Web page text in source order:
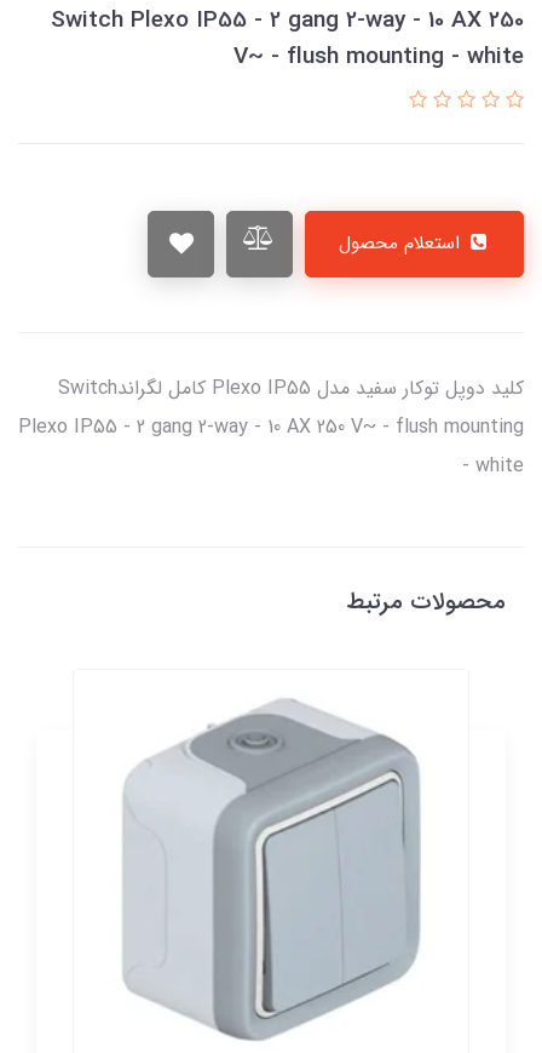
Switch Plexo IP55 - 2 gang 2-way - 10 AX 250
V~ - flush mounting - white
کليد دوپل توکار سفيد مدل Plexo IP55 کامل لگراندSwitch
Plexo IP55 - 2 gang 2-way - 10 AX 250 V~ - flush mounting
- white
محصولات مرتبط